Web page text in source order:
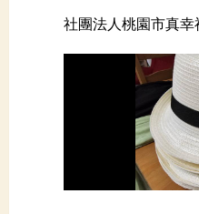
社團法人桃園市真幸